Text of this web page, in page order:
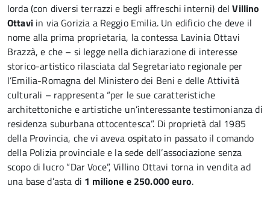
lorda (con diversi terrazzi e begli affreschi interni) delVillino
Ottaviin via Gorizia a Reggio Emilia. Un edificio che deve il
nome alla prima proprietaria, la contessa Lavinia Ottavi
Brazzà, e che – si legge nella dichiarazione di interesse
storico-artistico rilasciata dal Segretariato regionale per
l’Emilia-Romagna del Ministero dei Beni e delle Attività
culturali – rappresenta “per le sue caratteristiche
architettoniche e artistiche un’interessante testimonianza di
residenza suburbana ottocentesca”. Di proprietà dal 1985
della Provincia, che vi aveva ospitato in passato il comando
della Polizia provinciale e la sede dell’associazione senza
scopo di lucro “Dar Voce”, Villino Ottavi torna in vendita ad
una base d’asta di 1 milione e 250.000 euro.